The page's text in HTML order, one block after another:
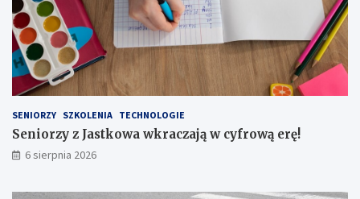
Ó
D
Z
T
W
A
L
U
B
E
L
e
r
ę
!
SENIORZY SZKOLENIA TECHNOLOGIE
Seniorzy z Jastkowa wkraczają w cyfrową erę!
6 sierpnia 2026